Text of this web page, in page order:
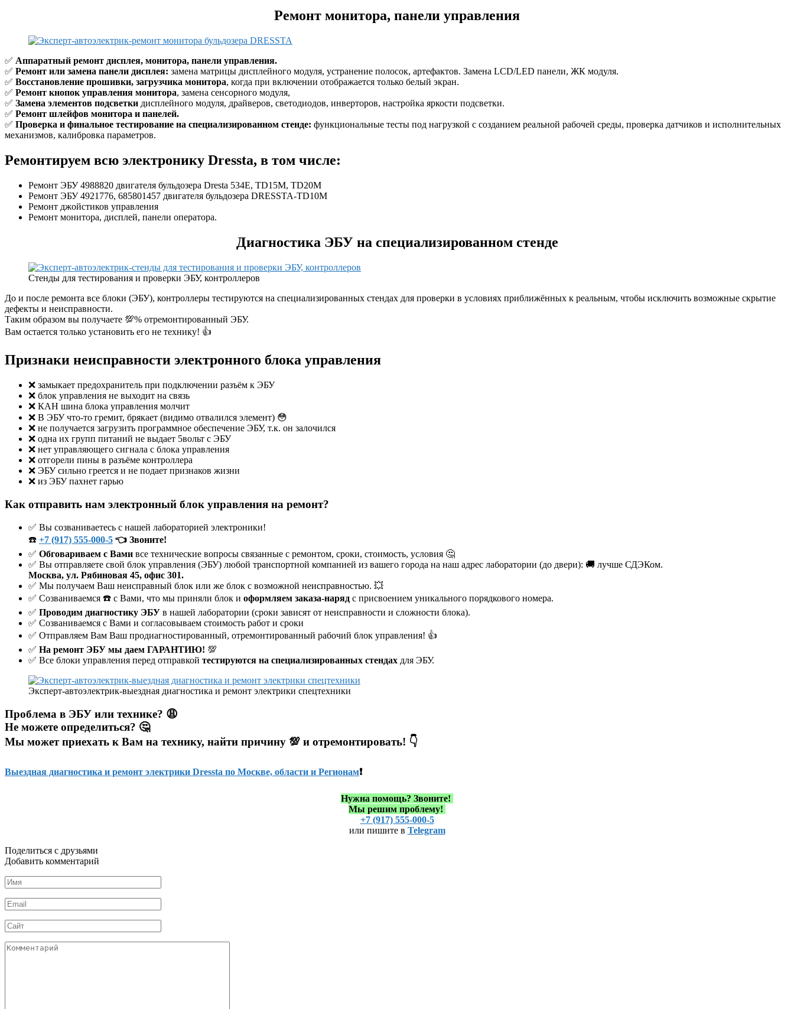
Ремонт монитора, панели управления
✅ Аппаратный ремонт дисплея, монитора, панели управления.
✅ Ремонт или замена панели дисплея: замена матрицы дисплейного модуля, устранение полосок, артефактов. Замена LCD/LED панели, ЖК модуля.
✅ Восстановление прошивки, загрузчика монитора, когда при включении отображается только белый экран.
✅ Ремонт кнопок управления монитора, замена сенсорного модуля,
✅ Замена элементов подсветки дисплейного модуля, драйверов, светодиодов, инверторов, настройка яркости подсветки.
✅ Ремонт шлейфов монитора и панелей.
✅ Проверка и финальное тестирование на специализированном стенде: функциональные тесты под нагрузкой с созданием реальной рабочей среды, проверка датчиков и исполнительных
механизмов, калибровка параметров.
Ремонтируем всю электронику Dressta, в том числе:
Ремонт ЭБУ 4988820 двигателя бульдозера Dresta 534E, TD15M, TD20M
Ремонт ЭБУ 4921776, 685801457 двигателя бульдозера DRESSTA-TD10M
Ремонт джойстиков управления
Ремонт монитора, дисплей, панели оператора.
Диагностика ЭБУ на специализированном стенде
Стенды для тестирования и проверки ЭБУ, контроллеров
До и после ремонта все блоки (ЭБУ), контроллеры тестируются на специализированных стендах для проверки в условиях приближённых к реальным, чтобы исключить возможные скрытие
дефекты и неисправности.
Таким образом вы получаете 💯% отремонтированный ЭБУ.
Вам остается только установить его не технику! 👍
Признаки неисправности электронного блока управления
❌ замыкает предохранитель при подключении разъём к ЭБУ
❌ блок управления не выходит на связь
❌ КАН шина блока управления молчит
❌ В ЭБУ что-то гремит, брякает (видимо отвалился элемент) 😳
❌ не получается загрузить программное обеспечение ЭБУ, т.к. он залочился
❌ одна их групп питаний не выдает 5вольт с ЭБУ
❌ нет управляющего сигнала с блока управления
❌ отгорели пины в разъёме контроллера
❌ ЭБУ сильно греется и не подает признаков жизни
❌ из ЭБУ пахнет гарью
Как отправить нам электронный блок управления на ремонт?
✅ Вы созваниваетесь с нашей лабораторией электроники!
☎️ +7 (917) 555-000-5 👈 Звоните!
✅ Обговариваем с Вами все технические вопросы связанные с ремонтом, сроки, стоимость, условия 🤔
✅ Вы отправляете свой блок управления (ЭБУ) любой транспортной компанией из вашего города на наш адрес лаборатории (до двери): 🚚 лучше СДЭКом.
Москва, ул. Рябиновая 45, офис 301.
✅ Мы получаем Ваш неисправный блок или же блок с возможной неисправностью. 💥
✅ Созваниваемся ☎️ с Вами, что мы приняли блок и оформляем заказа-наряд с присвоением уникального порядкового номера.
✅ Проводим диагностику ЭБУ в нашей лаборатории (сроки зависят от неисправности и сложности блока).
✅ Созваниваемся с Вами и согласовываем стоимость работ и сроки
✅ Отправляем Вам Ваш продиагностированный, отремонтированный рабочий блок управления! 👍
✅ На ремонт ЭБУ мы даем ГАРАНТИЮ! 💯
✅ Все блоки управления перед отправкой тестируются на специализированных стендах для ЭБУ.
Эксперт-автоэлектрик-выездная диагностика и ремонт электрики спецтехники
Проблема в ЭБУ или технике? 😩
Не можете определиться? 🤔
Мы может приехать к Вам на технику, найти причину 💯 и отремонтировать! 👇
Выездная диагностика и ремонт электрики Dressta по Москве, области и Регионам❗
Нужна помощь? Звоните!
Мы решим проблему!
+7 (917) 555-000-5
или пишите в Telegram
Поделиться с друзьями
Добавить комментарий
Имя
*
Email
*
Сайт
Комментарий